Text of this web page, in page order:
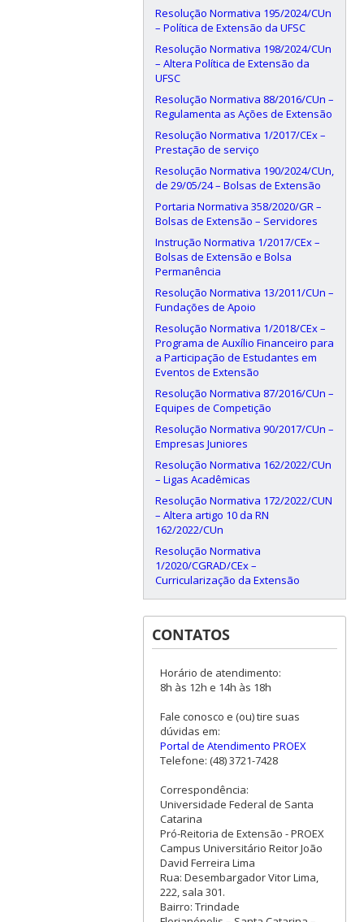
Resolução Normativa 195/2024/CUn
– Política de Extensão da UFSC
Resolução Normativa 198/2024/CUn
– Altera Política de Extensão da
UFSC
Resolução Normativa 88/2016/CUn –
Regulamenta as Ações de Extensão
Resolução Normativa 1/2017/CEx –
Prestação de serviço
Resolução Normativa 190/2024/CUn,
de 29/05/24 – Bolsas de Extensão
Portaria Normativa 358/2020/GR –
Bolsas de Extensão – Servidores
Instrução Normativa 1/2017/CEx –
Bolsas de Extensão e Bolsa
Permanência
Resolução Normativa 13/2011/CUn –
Fundações de Apoio
Resolução Normativa 1/2018/CEx –
Programa de Auxílio Financeiro para
a Participação de Estudantes em
Eventos de Extensão
Resolução Normativa 87/2016/CUn –
Equipes de Competição
Resolução Normativa 90/2017/CUn –
Empresas Juniores
Resolução Normativa 162/2022/CUn
– Ligas Acadêmicas
Resolução Normativa 172/2022/CUN
– Altera artigo 10 da RN
162/2022/CUn
Resolução Normativa
1/2020/CGRAD/CEx –
Curricularização da Extensão
CONTATOS
Horário de atendimento:
8h às 12h e 14h às 18h
Fale conosco e (ou) tire suas
dúvidas em:
Portal de Atendimento PROEX
Telefone: (48) 3721-7428
Correspondência:
Universidade Federal de Santa
Catarina
Pró-Reitoria de Extensão - PROEX
Campus Universitário Reitor João
David Ferreira Lima
Rua: Desembargador Vitor Lima,
222, sala 301.
Bairro: Trindade